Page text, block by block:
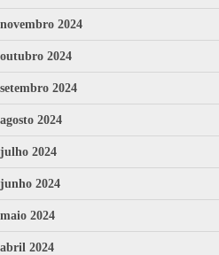
novembro 2024
outubro 2024
setembro 2024
agosto 2024
julho 2024
junho 2024
maio 2024
abril 2024